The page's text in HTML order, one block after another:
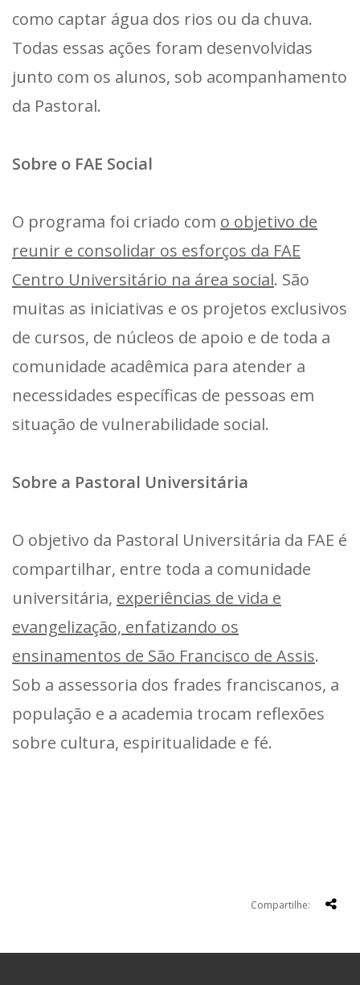
como captar água dos rios ou da chuva.
Todas essas ações foram desenvolvidas
junto com os alunos, sob acompanhamento
da Pastoral.
Sobre o FAE Social
O programa foi criado com o objetivo de
reunir e consolidar os esforços da FAE
Centro Universitário na área social. São
muitas as iniciativas e os projetos exclusivos
de cursos, de núcleos de apoio e de toda a
comunidade acadêmica para atender a
necessidades específicas de pessoas em
situação de vulnerabilidade social.
Sobre a Pastoral Universitária
O objetivo da Pastoral Universitária da FAE é
compartilhar, entre toda a comunidade
universitária, experiências de vida e
evangelização, enfatizando os
ensinamentos de São Francisco de Assis.
Sob a assessoria dos frades franciscanos, a
população e a academia trocam reflexões
sobre cultura, espiritualidade e fé.
Compartilhe: